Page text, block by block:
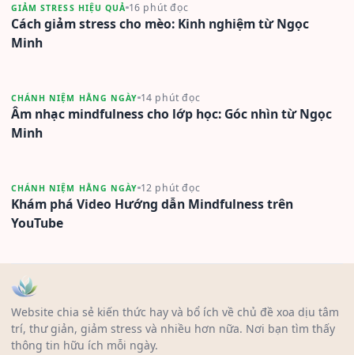
GIẢM STRESS HIỆU QUẢ 16 phút đọc
Cách giảm stress cho mèo: Kinh nghiệm từ Ngọc
Minh
CHÁNH NIỆM HẰNG NGÀY 14 phút đọc
Âm nhạc mindfulness cho lớp học: Góc nhìn từ Ngọc
Minh
CHÁNH NIỆM HẰNG NGÀY 12 phút đọc
Khám phá Video Hướng dẫn Mindfulness trên
YouTube
Website chia sẻ kiến thức hay và bổ ích về chủ đề xoa dịu tâm
trí, thư giản, giảm stress và nhiều hơn nữa. Nơi bạn tìm thấy
thông tin hữu ích mỗi ngày.